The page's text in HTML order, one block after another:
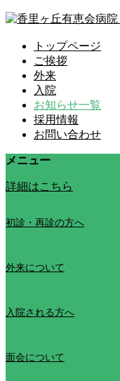
トップページ
ご挨拶
外来
入院
お知らせ一覧
採用情報
お問い合わせ
メニュー
詳細はこちら
初診・再診の方へ
外来について
入院される方へ
面会について